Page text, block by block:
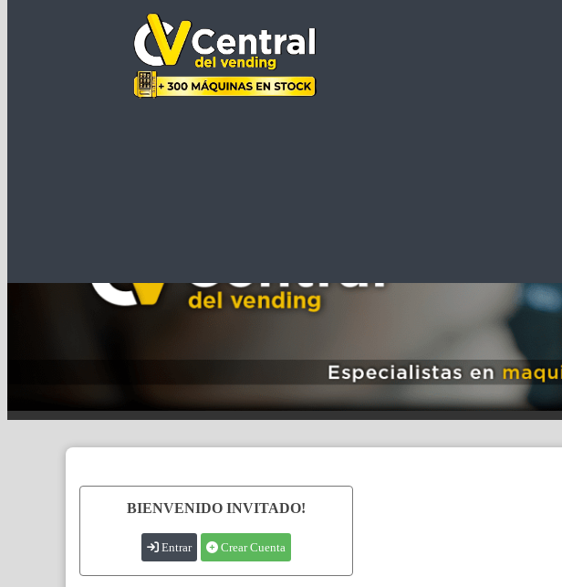
BIENVENIDO INVITADO!
Entrar Crear Cuenta